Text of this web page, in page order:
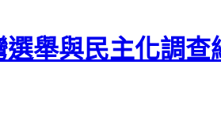
舉與民主化調查